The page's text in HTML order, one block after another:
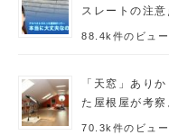
スレートの注意
88.4k件のビュー
「天窓」あり
た屋根屋が考察
70.3k件のビュー